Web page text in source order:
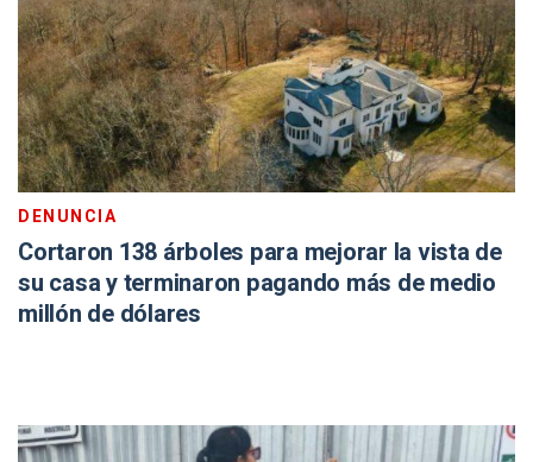
DENUNCIA
Cortaron 138 árboles para mejorar la vista de
su casa y terminaron pagando más de medio
millón de dólares